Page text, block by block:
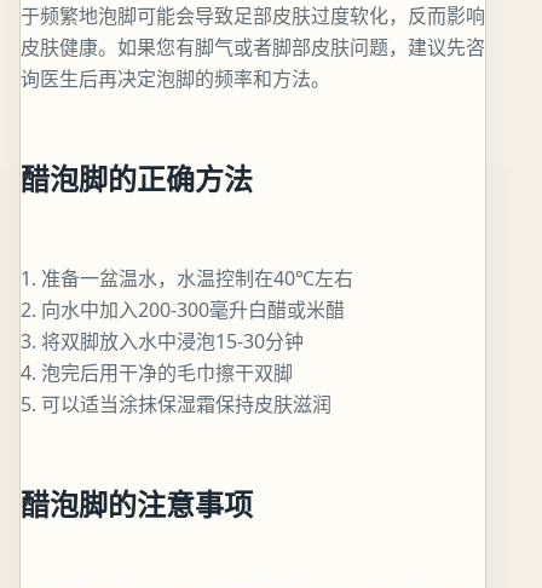
于频繁地泡脚可能会导致足部皮肤过度软化，反而影响
皮肤健康。如果您有脚气或者脚部皮肤问题，建议先咨
询医生后再决定泡脚的频率和方法。
醋泡脚的正确方法
1. 准备一盆温水，水温控制在40℃左右
2. 向水中加入200-300毫升白醋或米醋
3. 将双脚放入水中浸泡15-30分钟
4. 泡完后用干净的毛巾擦干双脚
5. 可以适当涂抹保湿霜保持皮肤滋润
醋泡脚的注意事项